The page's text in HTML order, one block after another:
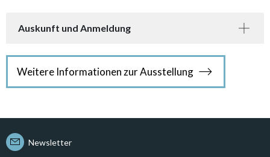
Auskunft und Anmeldung
Weitere Informationen zur Ausstellung
Newsletter